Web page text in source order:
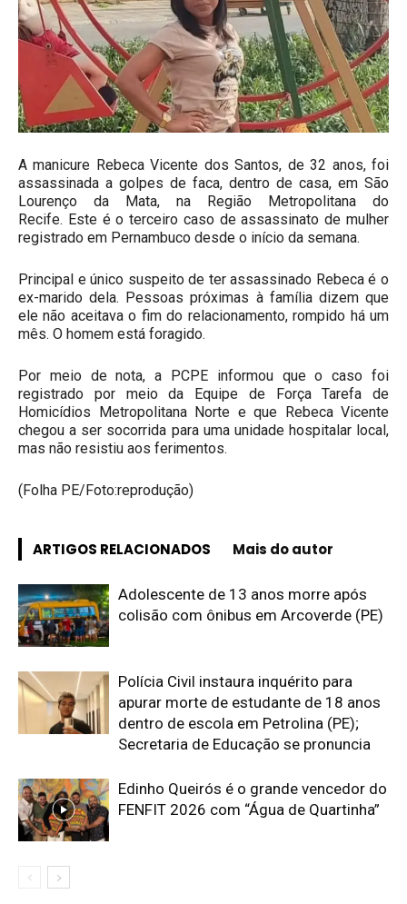
A manicure Rebeca Vicente dos Santos, de 32 anos, foi
assassinada a golpes de faca, dentro de casa, em São
Lourenço da Mata, na Região Metropolitana do
Recife. Este é o terceiro caso de assassinato de mulher
registrado em Pernambuco desde o início da semana.
Principal e único suspeito de ter assassinado Rebeca é o
ex-marido dela. Pessoas próximas à família dizem que
ele não aceitava o fim do relacionamento, rompido há um
mês. O homem está foragido.
Por meio de nota, a PCPE informou que o caso foi
registrado por meio da Equipe de Força Tarefa de
Homicídios Metropolitana Norte e que Rebeca Vicente
chegou a ser socorrida para uma unidade hospitalar local,
mas não resistiu aos ferimentos.
(Folha PE/Foto:reprodução)
ARTIGOS RELACIONADOS Mais do autor
Adolescente de 13 anos morre após
colisão com ônibus em Arcoverde (PE)
Polícia Civil instaura inquérito para
apurar morte de estudante de 18 anos
dentro de escola em Petrolina (PE);
Secretaria de Educação se pronuncia
Edinho Queirós é o grande vencedor do
FENFIT 2026 com “Água de Quartinha”